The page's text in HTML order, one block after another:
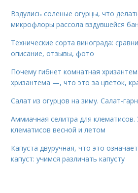
Вздулись соленые огурцы, что
микрофлоры рассола вздувшейся
Технические сорта винограда:
описание, отзывы, фото
Почему гибнет комнатная
хризантема —, что это за цветок,
Салат из огурцов на зиму. Салат-
Аммиачная селитра для клематисов.
клематисов весной и летом
Капуста двуручная, что это
капуст: учимся различать капусту